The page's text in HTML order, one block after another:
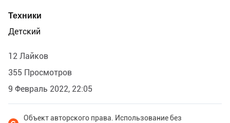
Техники
Детский
12 Лайков
355 Просмотров
9 Февраль 2022, 22:05
Объект авторского права. Использование без